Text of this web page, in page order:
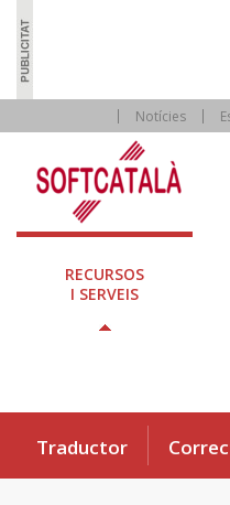
Notícies
RECURSOS
I SERVEIS
Traductor